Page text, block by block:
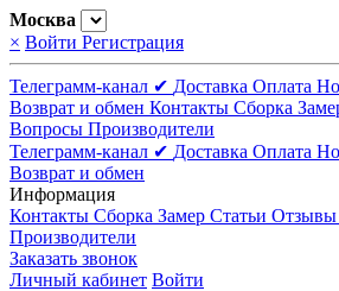
Москва
× Войти Регистрация
Телеграмм-канал ✔ Доставка Оплата
Возврат и обмен Контакты Сборка
Вопросы Производители
Телеграмм-канал ✔ Доставка Оплата
Возврат и обмен
Информация
Контакты Сборка Замер Статьи Отзывы
Производители
Заказать звонок
Личный кабинет Войти